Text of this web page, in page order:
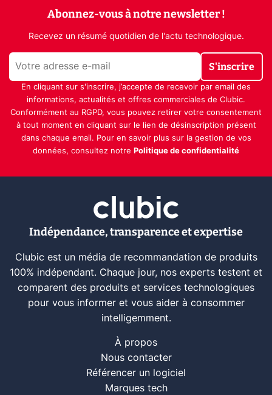
Abonnez-vous à notre newsletter !
Recevez un résumé quotidien de l'actu technologique.
S'inscrire
En cliquant sur s'inscrire, j’accepte de recevoir par email des
informations, actualités et offres commerciales de Clubic.
Conformément au RGPD, vous pouvez retirer votre consentement
à tout moment en cliquant sur le lien de désinscription présent
dans chaque email. Pour en savoir plus sur la gestion de vos
données, consultez notre Politique de confidentialité
Indépendance, transparence et expertise
Clubic est un média de recommandation de produits
100% indépendant. Chaque jour, nos experts testent et
comparent des produits et services technologiques
pour vous informer et vous aider à consommer
intelligemment.
À propos
Nous contacter
Référencer un logiciel
Marques tech